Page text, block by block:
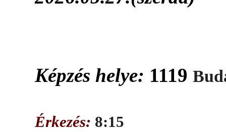
Képzés helye: 1119
Érkezés: 8:15